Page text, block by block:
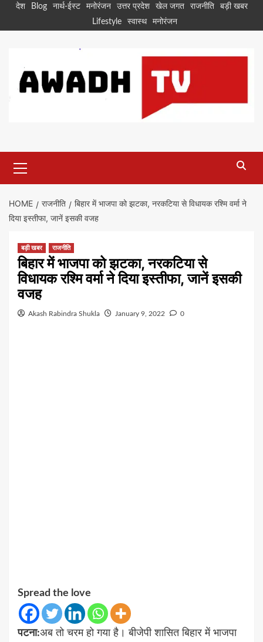
Skipदेश Blog नार्थ-ईस्ट मनोरंजन उत्तर प्रदेश खेल जगत राजनीति
बड़ी खबर
Lifestyle
स्वास्थ मनोरंजन
Menu
HOME राजनीति
बिहार में भाजपा को झटका, नरकटिया से विधायक रश्मि वर्मा ने
दिया इस्तीफा, जानें इसकी वजह
बड़ी खबर राजनीति
बिहार में भाजपा को झटका, नरकटिया से
विधायक रश्मि वर्मा ने दिया इस्तीफा, जानें इसकी
वजह
Akash Rabindra Shukla January 9, 2022 0
Spread the love
पटना:अब तो चरम हो गया है। बीजेपी शासित बिहार में भाजपा